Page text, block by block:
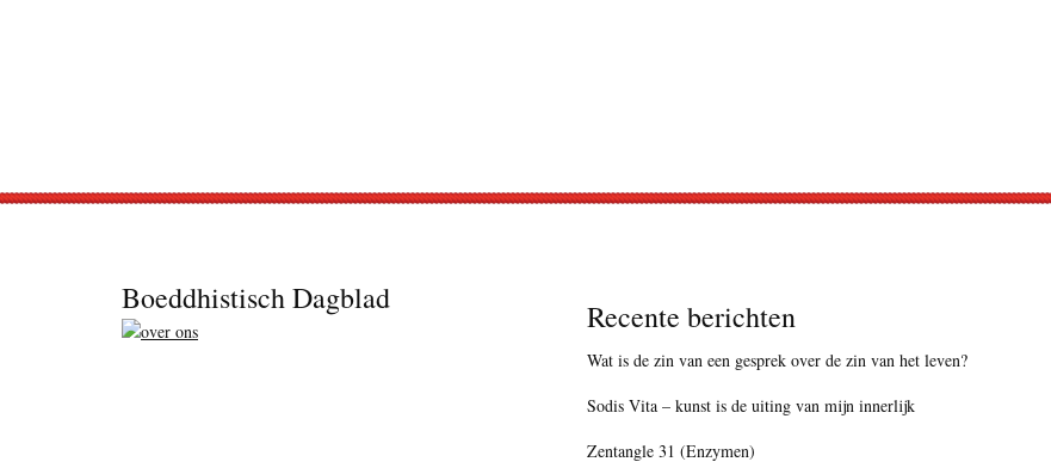
Boeddhistisch Dagblad Recente berichten
Wat is de zin van een gesprek over de zin van het leven?
Sodis Vita – kunst is de uiting van mijn innerlijk
Zentangle 31 (Enzymen)